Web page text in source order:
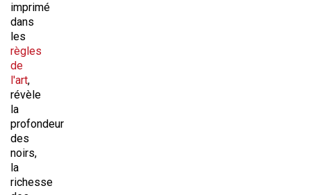
imprimé
dans
les
règles
de
l'art,
révèle
la
profondeur
des
noirs,
la
richesse